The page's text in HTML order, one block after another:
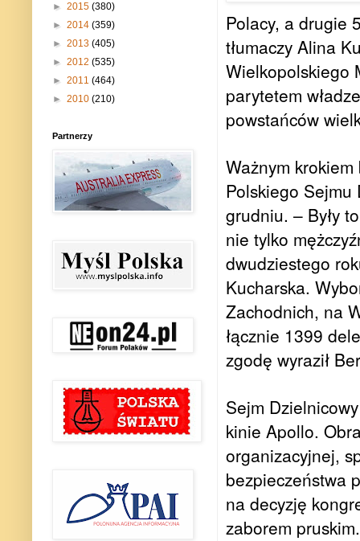
Polacy, a drugie
tłumaczy Alina
Wielkopolskiego
parytetem
powstańców
Ważnym
Polskiego Sejmu
grudniu. – Były
nie tylko
dwudziestego
Kucharska.
Zachodnich, na
łącznie 1399
zgodę wyraził
Sejm
kinie Apollo.
organizacyjnej,
bezpieczeństwa
na decyzję
zaborem pruskim.
► 2015 (380)
► 2014 (359)
► 2013 (405)
► 2012 (535)
► 2011 (464)
► 2010 (210)
Partnerzy